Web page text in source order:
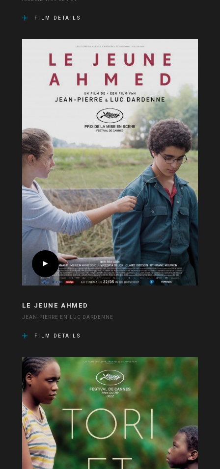
FILM DETAILS
LE JEUNE AHMED
JEAN-PIERRE EN LUC DARDENNE
FILM DETAILS